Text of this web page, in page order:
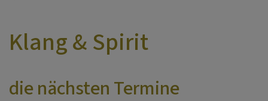
Klang & Spirit
die nächsten Termine